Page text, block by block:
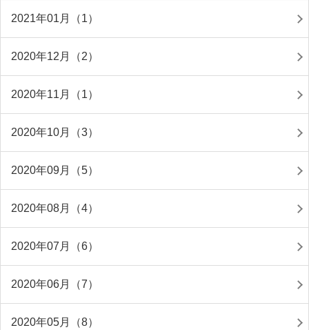
2021年01月（1）
2020年12月（2）
2020年11月（1）
2020年10月（3）
2020年09月（5）
2020年08月（4）
2020年07月（6）
2020年06月（7）
2020年05月（8）